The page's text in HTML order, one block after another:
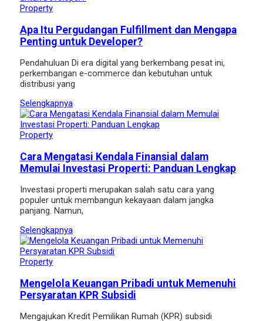
Property
Apa Itu Pergudangan Fulfillment dan Mengapa
Penting untuk Developer?
Pendahuluan Di era digital yang berkembang pesat ini,
perkembangan e-commerce dan kebutuhan untuk
distribusi yang
Selengkapnya
Property
Cara Mengatasi Kendala Finansial dalam
Memulai Investasi Properti: Panduan Lengkap
Investasi properti merupakan salah satu cara yang
populer untuk membangun kekayaan dalam jangka
panjang. Namun,
Selengkapnya
Property
Mengelola Keuangan Pribadi untuk Memenuhi
Persyaratan KPR Subsidi
Mengajukan Kredit Pemilikan Rumah (KPR) subsidi